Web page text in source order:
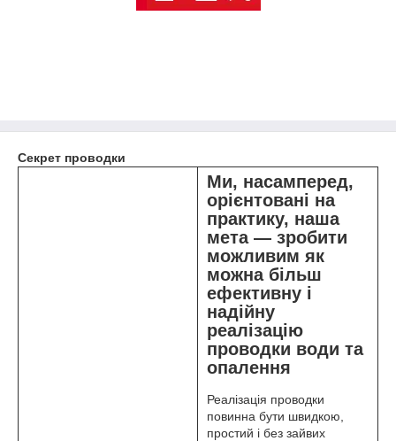
Секрет проводки
Ми, насамперед,
орієнтовані на
практику, наша
мета ― зробити
можливим як
можна більш
ефективну і
надійну
реалізацію
проводки води та
опалення
Реалізація проводки
повинна бути швидкою,
простий і без зайвих